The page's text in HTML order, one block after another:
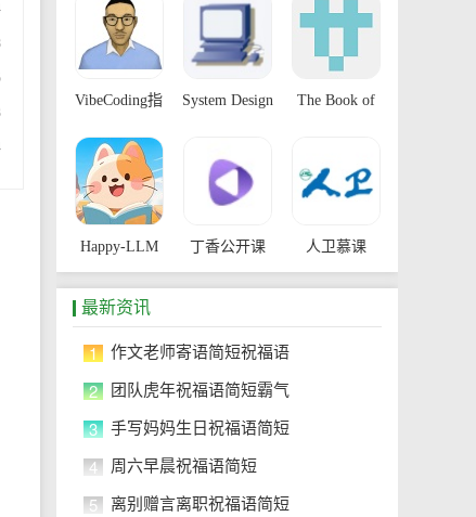
VibeCoding指
南
System Design The Book of
Knowledge
Happy-LLM 丁香公开课 人卫慕课
最新资讯
1 作文老师寄语简短祝福语
2 团队虎年祝福语简短霸气
3 手写妈妈生日祝福语简短
4 周六早晨祝福语简短
5 离别赠言离职祝福语简短